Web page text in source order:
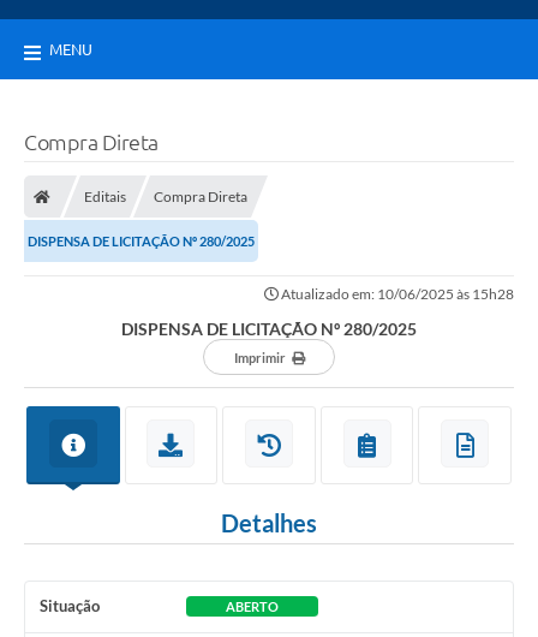
MENU
Compra Direta
Editais Compra Direta
DISPENSA DE LICITAÇÃO Nº 280/2025
Atualizado em: 10/06/2025 às 15h28
DISPENSA DE LICITAÇÃO Nº 280/2025
Imprimir
Detalhes
Situação ABERTO